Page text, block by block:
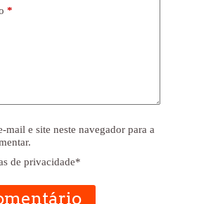
*
mail e site neste navegador para a
de privacidade*